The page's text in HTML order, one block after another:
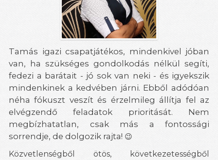
Tamás igazi csapatjátékos, mindenkivel jóban
van, ha szükséges gondolkodás nélkül segíti,
fedezi a barátait - jó sok van neki - és igyekszik
mindenkinek a kedvében járni. Ebből adódóan
néha fókuszt veszít és érzelmileg állítja fel az
elvégzendő feladatok prioritását. Nem
megbízhatatlan, csak más a fontossági
sorrendje, de dolgozik rajta! 😉
Közvetlenségből ötös, következetességből